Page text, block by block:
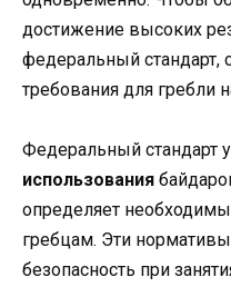
достижение высоких
федеральный
требования для гребли
Федеральный стандарт
использования
определяет
гребцам. Эти
безопасность при